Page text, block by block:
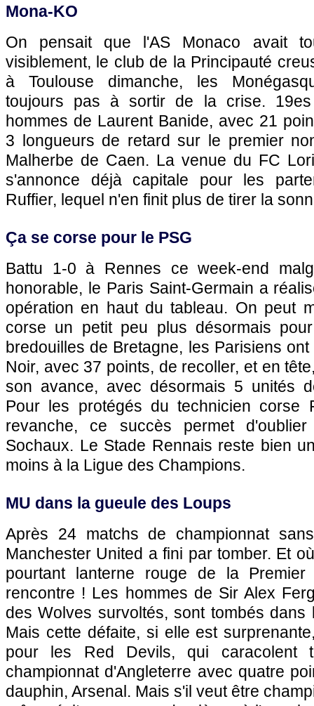
Mona-KO
On pensait que l'AS Monaco avait
visiblement, le club de la Principauté
à Toulouse dimanche, les
toujours pas à sortir de la crise.
hommes de Laurent Banide, avec 21
3 longueurs de retard sur le premier
Malherbe de Caen. La venue du FC
s'annonce déjà capitale pour les
Ruffier, lequel n'en finit plus de tirer la
Ça se corse pour le PSG
Battu 1-0 à Rennes ce week-end
honorable, le Paris Saint-Germain a
opération en haut du tableau. On peut
corse un petit peu plus désormais
bredouilles de Bretagne, les Parisiens
Noir, avec 37 points, de recoller, et en
son avance, avec désormais 5 unités
Pour les protégés du technicien corse
revanche, ce succès permet
Sochaux. Le Stade Rennais reste bien
moins à la Ligue des Champions.
MU dans la gueule des Loups
Après 24 matchs de championnat
Manchester United a fini par tomber. Et
pourtant lanterne rouge de la
rencontre ! Les hommes de Sir Alex
des Wolves survoltés, sont tombés dans
Mais cette défaite, si elle est
pour les Red Devils, qui caracolent
championnat d'Angleterre avec quatre
dauphin, Arsenal. Mais s'il veut être